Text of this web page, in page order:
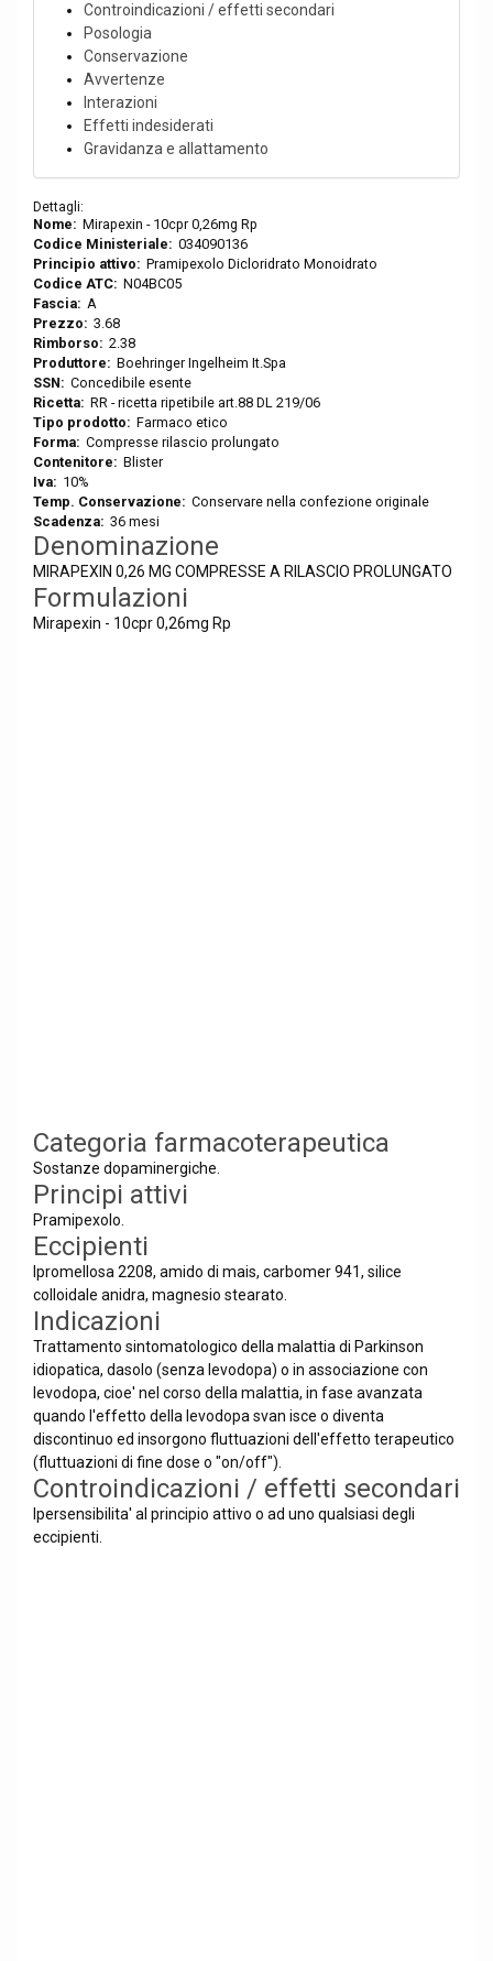
Controindicazioni / effetti secondari
Posologia
Conservazione
Avvertenze
Interazioni
Effetti indesiderati
Gravidanza e allattamento
Dettagli:
Nome: Mirapexin - 10cpr 0,26mg Rp
Codice Ministeriale: 034090136
Principio attivo: Pramipexolo Dicloridrato Monoidrato
Codice ATC: N04BC05
Fascia: A
Prezzo: 3.68
Rimborso: 2.38
Produttore: Boehringer Ingelheim It.Spa
SSN: Concedibile esente
Ricetta: RR - ricetta ripetibile art.88 DL 219/06
Tipo prodotto: Farmaco etico
Forma: Compresse rilascio prolungato
Contenitore: Blister
Iva: 10%
Temp. Conservazione: Conservare nella confezione originale
Scadenza: 36 mesi
Denominazione
MIRAPEXIN 0,26 MG COMPRESSE A RILASCIO PROLUNGATO
Formulazioni
Mirapexin - 10cpr 0,26mg Rp
Categoria farmacoterapeutica
Sostanze dopaminergiche.
Principi attivi
Pramipexolo.
Eccipienti
Ipromellosa 2208, amido di mais, carbomer 941, silice
colloidale anidra, magnesio stearato.
Indicazioni
Trattamento sintomatologico della malattia di Parkinson
idiopatica, dasolo (senza levodopa) o in associazione con
levodopa, cioe' nel corso della malattia, in fase avanzata
quando l'effetto della levodopa svan isce o diventa
discontinuo ed insorgono fluttuazioni dell'effetto terapeutico
(fluttuazioni di fine dose o "on/off").
Controindicazioni / effetti secondari
Ipersensibilita' al principio attivo o ad uno qualsiasi degli
eccipienti.